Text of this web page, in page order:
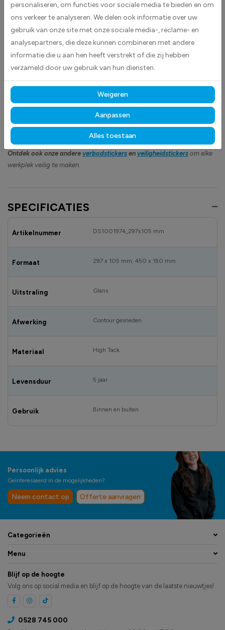
worden geleverd als rechthoekige stickers en zijn geschikt voor diverse
toepassingen. Ze waarschuwen duidelijk dat het verboden is om binnen
de draaicirkel van een machine te komen, wat bijdraagt aan een veilige
werkomgeving en het voorkomen van ongevallen.
De sticker heeft een rechthoekig ontwerp met een zwarte rand, zwarte
tekst en een gele driehoek, waardoor de waarschuwing direct opvalt en
gemakkelijk te begrijpen is.
Gemaakt van hoogwaardige high-tack folie, hechten deze
stickers betrouwbaar op vrijwel elk oppervlak.
duurzame materialen blijven ze langdurig zichtbaar en goed leesbaar,
zowel binnen als buiten, bestand tegen licht, vocht en dagelijks gebruik.
Ontdek ook onze andere verbodstickers en veiligheidstickers om elke
werkplek veilig te maken.
SPECIFICATIES
Artikelnummer DS1001974_297x105 mm
Formaat 297 x 105 mm, 450 x 150 mm
Uitstraling Glans
Afwerking Contour gesneden
Materiaal High Tack
Levensduur 5 jaar
Gebruik Binnen en buiten
Persoonlijk advies
Geïnteresseerd in de mogelijkheden?
Neem contact op Offerte aanvragen
Categorieën
Menu
Blijf op de hoogte
Volg ons op social media en blijf op de hoogte van de laatste nieuwtjes!
0528 745 000
personaliseren, om functies voor sociale media te bieden en om
ons verkeer te analyseren. We delen ook informatie over uw
gebruik van onze site met onze sociale media-, reclame- en
analysepartners, die deze kunnen combineren met andere
informatie die u aan hen heeft verstrekt of die zij hebben
verzameld door uw gebruik van hun diensten.
Weigeren
Aanpassen
Alles toestaan